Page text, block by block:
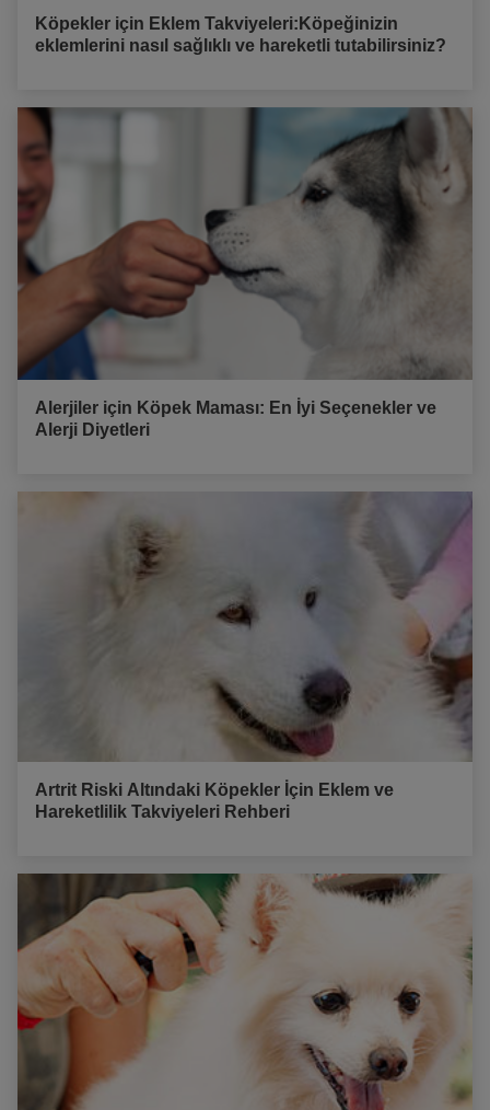
Köpekler için Eklem Takviyeleri:Köpeğinizin
eklemlerini nasıl sağlıklı ve hareketli tutabilirsiniz?
Alerjiler için Köpek Maması: En İyi Seçenekler ve
Alerji Diyetleri
Artrit Riski Altındaki Köpekler İçin Eklem ve
Hareketlilik Takviyeleri Rehberi